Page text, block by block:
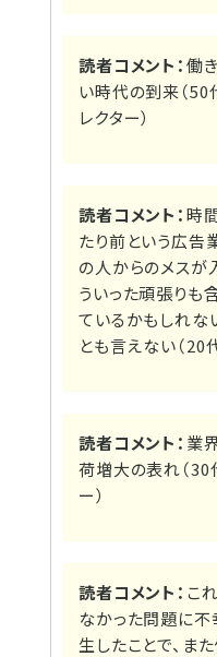
読者コメント：働
い時代の到来（50
レクター）
読者コメント：時
たり前という広告
の人からのメスが
ういった頑張りも
ているかもしれな
とも言えない（20
読者コメント： 業
荷増大の表れ（30
ー）
読者コメント： こ
なかった問題に
生したことで、ま